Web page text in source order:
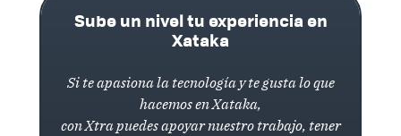
Sube un nivel tu experiencia en
Xataka
Si te apasiona la tecnología y te gusta lo que
hacemos en Xataka,
con Xtra puedes apoyar nuestro trabajo, tener